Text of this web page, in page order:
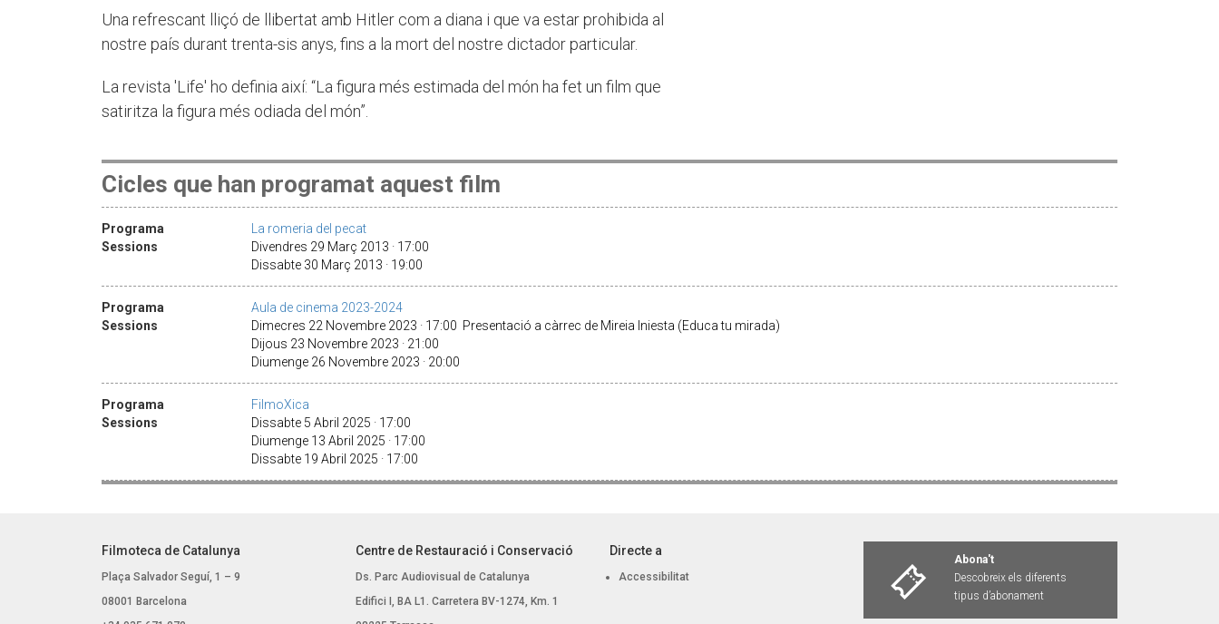
Una refrescant lliçó de llibertat amb Hitler com a diana i que va estar prohibida al
nostre país durant trenta-sis anys, fins a la mort del nostre dictador particular.
La revista 'Life' ho definia així: “La figura més estimada del món ha fet un film que
satiritza la figura més odiada del món”.
Cicles que han programat aquest film
Programa
La romeria del pecat
Sessions
Divendres 29 Març 2013 · 17:00
Dissabte 30 Març 2013 · 19:00
Programa
Aula de cinema 2023-2024
Sessions
Dimecres 22 Novembre 2023 · 17:00 Presentació a càrrec de Mireia Iniesta (Educa tu mirada)
Dijous 23 Novembre 2023 · 21:00
Diumenge 26 Novembre 2023 · 20:00
Programa
FilmoXica
Sessions
Dissabte 5 Abril 2025 · 17:00
Diumenge 13 Abril 2025 · 17:00
Dissabte 19 Abril 2025 · 17:00
Filmoteca de Catalunya
Plaça Salvador Seguí, 1 – 9
08001 Barcelona
Centre de Restauració i Conservació
Ds. Parc Audiovisual de Catalunya
Edifici I, BA L1. Carretera BV-1274, Km. 1
Directe a
Accessibilitat
Abona't
Descobreix els diferents
tipus d’abonament